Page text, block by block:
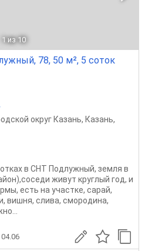
1 из 10
78, 50 м², 5 соток
округ Казань, Казань,
в СНТ Подлужный, земля в
живут круглый год, и
есть на участке, сарай,
вишня, слива, смородина,
04.06